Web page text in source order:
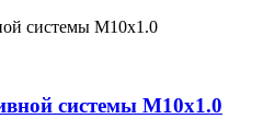
системы M10x1.0